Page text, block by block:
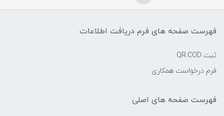
فهرست صفحه های فرم دریافت اطلاعات
ثبت QR.COD
فرم درخواست همکاری
فهرست صفحه های اصلی